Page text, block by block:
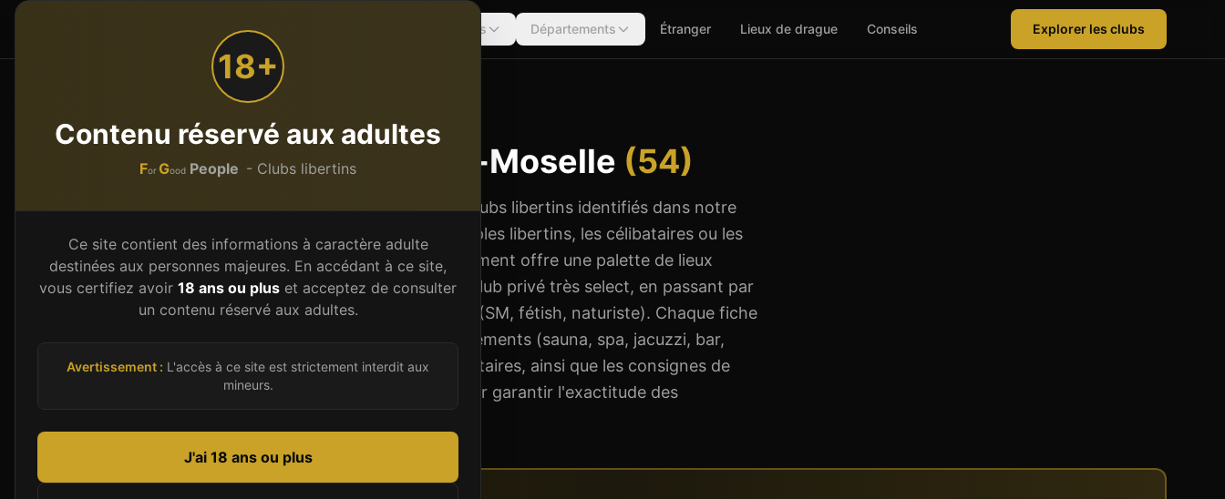
18+
Contenu réservé aux adultes
For Good People - Clubs libertins
Ce site contient des informations à caractère adulte
destinées aux personnes majeures. En accédant à ce site,
vous certifiez avoir 18 ans ou plus et acceptez de consulter
un contenu réservé aux adultes.
Avertissement : L'accès à ce site est strictement interdit aux
mineurs.
J'ai 18 ans ou plus
Régions Départements Étranger Lieux de drague Conseils Explorer les clubs
Sauna libertin Meurthe-et-Moselle (54)
Le Meurthe-et-Moselle (54) en Grand Est propose 4 clubs libertins identifiés dans notre
annuaire 2026, répartis sur 4 communes. Pour les couples libertins, les célibataires ou les
curieux souhaitant découvrir l'échangisme, ce département offre une palette de lieux
adaptés à chaque envie : du sauna mixte convivial au club privé très select, en passant par
les bars libertins décontractés et les lieux plus pointus (SM, fétish, naturiste). Chaque fiche
club précise l'ambiance, les types de soirées, les équipements (sauna, spa, jacuzzi, bar,
dancefloor, espaces privés), les tarifs couples et célibataires, ainsi que les consignes de
dress code. L'annuaire est régulièrement mis à jour pour garantir l'exactitude des